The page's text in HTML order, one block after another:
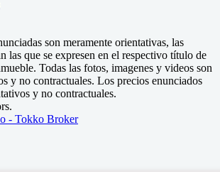
son meramente orientativas, las
las que se expresen en el respectivo título de
Todas las fotos, imagenes y videos son
y no contractuales. Los precios enunciados
y no contractuales.
- Tokko Broker